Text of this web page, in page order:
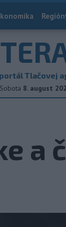
Tlačovej
Sobota 8. august
a